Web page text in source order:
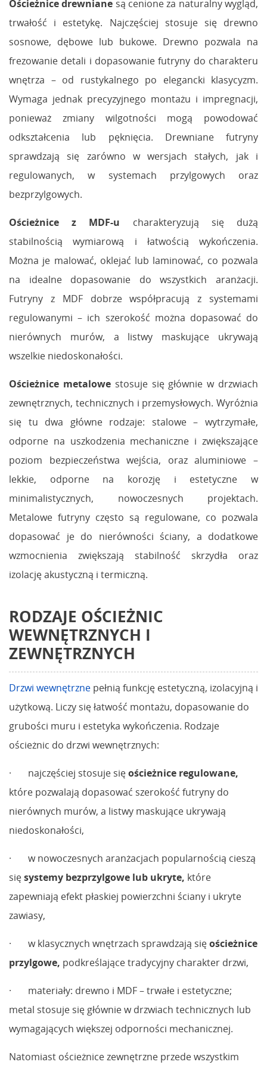
Ościeżnice drewniane są cenione za naturalny wygląd,
trwałość i estetykę. Najczęściej stosuje się drewno
sosnowe, dębowe lub bukowe. Drewno pozwala na
frezowanie detali i dopasowanie futryny do charakteru
wnętrza – od rustykalnego po elegancki klasycyzm.
Wymaga jednak precyzyjnego montażu i impregnacji,
ponieważ zmiany wilgotności mogą powodować
odkształcenia lub pęknięcia. Drewniane futryny
sprawdzają się zarówno w wersjach stałych, jak i
regulowanych, w systemach przylgowych oraz
bezprzylgowych.
Ościeżnice z MDF-u charakteryzują się dużą
stabilnością wymiarową i łatwością wykończenia.
Można je malować, oklejać lub laminować, co pozwala
na idealne dopasowanie do wszystkich aranżacji.
Futryny z MDF dobrze współpracują z systemami
regulowanymi – ich szerokość można dopasować do
nierównych murów, a listwy maskujące ukrywają
wszelkie niedoskonałości.
Ościeżnice metalowestosuje się głównie w drzwiach
zewnętrznych, technicznych i przemysłowych. Wyróżnia
się tu dwa główne rodzaje: stalowe – wytrzymałe,
odporne na uszkodzenia mechaniczne i zwiększające
poziom bezpieczeństwa wejścia, oraz aluminiowe –
lekkie, odporne na korozję i estetyczne w
minimalistycznych, nowoczesnych projektach.
Metalowe futryny często są regulowane, co pozwala
dopasować je do nierówności ściany, a dodatkowe
wzmocnienia zwiększają stabilność skrzydła oraz
izolację akustyczną i termiczną.
RODZAJE OŚCIEŻNIC
WEWNĘTRZNYCH I
ZEWNĘTRZNYCH
Drzwi wewnętrzne pełnią funkcję estetyczną, izolacyjną i
użytkową. Liczy się łatwość montażu, dopasowanie do
grubości muru i estetyka wykończenia. Rodzaje
ościeżnic do drzwi wewnętrznych:
· najczęściej stosuje sięościeżnice regulowane,
które pozwalają dopasować szerokość futryny do
nierównych murów, a listwy maskujące ukrywają
niedoskonałości,
· w nowoczesnych aranżacjach popularnością cieszą
sięsystemy bezprzylgowe lub ukryte, które
zapewniają efekt płaskiej powierzchni ściany i ukryte
zawiasy,
· w klasycznych wnętrzach sprawdzają sięościeżnice
przylgowe, podkreślające tradycyjny charakter drzwi,
· materiały: drewno i MDF – trwałe i estetyczne;
metal stosuje się głównie w drzwiach technicznych lub
wymagających większej odporności mechanicznej.
Natomiast ościeżnice zewnętrzne przede wszystkim